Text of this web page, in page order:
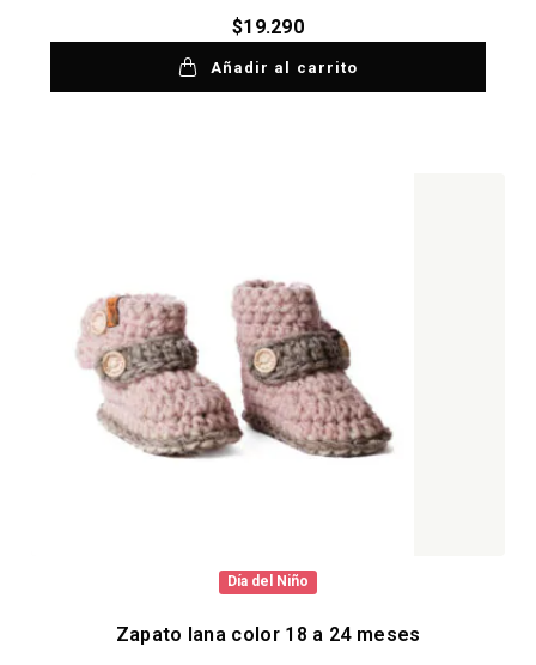
$19.290
Añadir al carrito
Día del Niño
Zapato lana color 18 a 24 meses